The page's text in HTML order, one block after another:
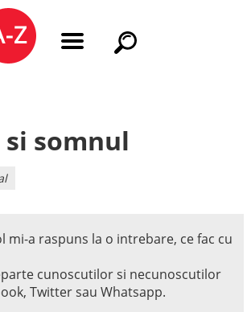
somnul
mi-a raspuns la o intrebare, ce fac cu
cunoscutilor si necunoscutilor
Twitter sau Whatsapp.